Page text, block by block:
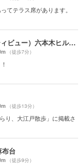
てテラス席があります。
Tokyo City View（東京シティビュー）六本木ヒルズ展望台
（徒歩7分）
（徒歩13分）
り、大江戸散歩」に掲載さ
台
（徒歩9分）